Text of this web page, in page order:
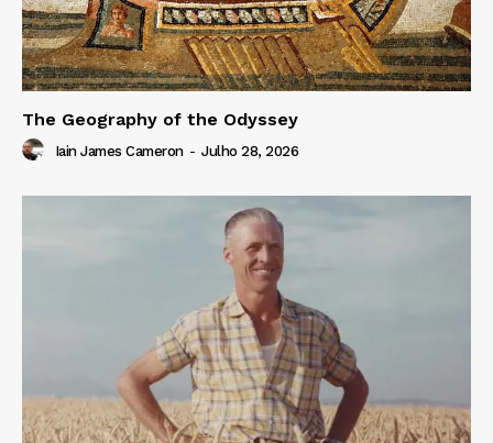
The Geography of the Odyssey
Iain James Cameron - Julho 28, 2026